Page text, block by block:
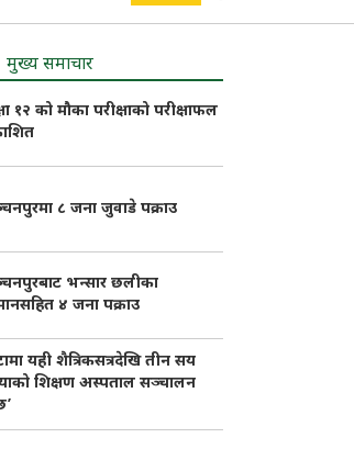
मुख्य समाचार
१२ को मौका परीक्षाको परीक्षाफल
८ जना जुवाडे पक्राउ
भन्सार छलीका
४ जना पक्राउ
यही शैत्रिकसत्रदेखि तीन सय
शिक्षण अस्पताल सञ्चालन